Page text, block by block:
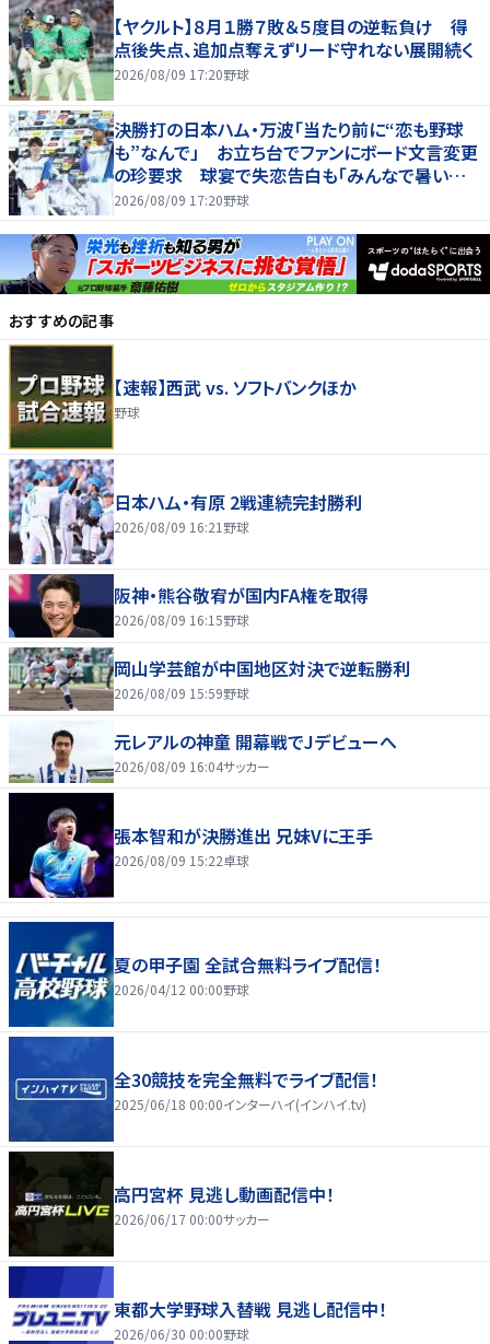
【ヤクルト】８月１勝７敗＆５度目の逆転負け 得
点後失点、追加点奪えずリード守れない展開続く
2026/08/09 17:20野球
決勝打の日本ハム・万波「当たり前に“恋も野球
も”なんで」 お立ち台でファンにボード文言変更
の珍要求 球宴で失恋告白も「みんなで暑い夏
にしましょう！」
2026/08/09 17:20野球
おすすめの記事
【速報】西武 vs. ソフトバンクほか
野球
日本ハム・有原 2戦連続完封勝利
2026/08/09 16:21 野球
阪神・熊谷敬宥が国内FA権を取得
2026/08/09 16:15野球
岡山学芸館が中国地区対決で逆転勝利
2026/08/09 15:59野球
元レアルの神童 開幕戦でJデビューへ
2026/08/09 16:04サッカー
張本智和が決勝進出 兄妹Vに王手
2026/08/09 15:22卓球
夏の甲子園 全試合無料ライブ配信！
2026/04/12 00:00野球
全30競技を完全無料でライブ配信！
2025/06/18 00:00インターハイ(インハイ.tv)
高円宮杯 見逃し動画配信中！
2026/06/17 00:00サッカー
東都大学野球入替戦 見逃し配信中！
2026/06/30 00:00野球